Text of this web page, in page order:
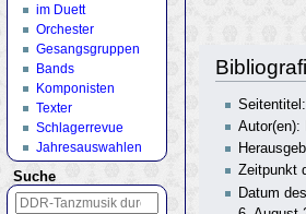
Autor(en):
Zeitpunkt
Datum
im Duett
Orchester
Gesangsgruppen
Bands
Komponisten
Texter
Schlagerrevue
Jahresauswahlen
Suche